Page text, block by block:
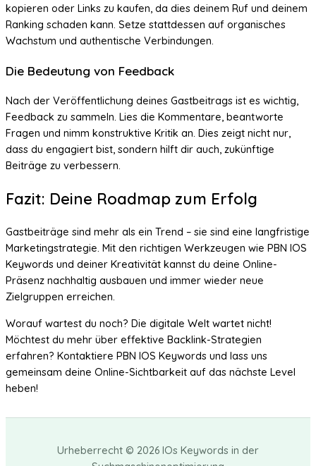
kopieren oder Links zu kaufen, da dies deinem Ruf und deinem
Ranking schaden kann. Setze stattdessen auf organisches
Wachstum und authentische Verbindungen.
Die Bedeutung von Feedback
Nach der Veröffentlichung deines Gastbeitrags ist es wichtig,
Feedback zu sammeln. Lies die Kommentare, beantworte
Fragen und nimm konstruktive Kritik an. Dies zeigt nicht nur,
dass du engagiert bist, sondern hilft dir auch, zukünftige
Beiträge zu verbessern.
Fazit: Deine Roadmap zum Erfolg
Gastbeiträge sind mehr als ein Trend – sie sind eine langfristige
Marketingstrategie. Mit den richtigen Werkzeugen wie PBN IOS
Keywords und deiner Kreativität kannst du deine Online-
Präsenz nachhaltig ausbauen und immer wieder neue
Zielgruppen erreichen.
Worauf wartest du noch? Die digitale Welt wartet nicht!
Möchtest du mehr über effektive Backlink-Strategien
erfahren? Kontaktiere PBN IOS Keywords und lass uns
gemeinsam deine Online-Sichtbarkeit auf das nächste Level
heben!
Urheberrecht © 2026 IOs Keywords in der